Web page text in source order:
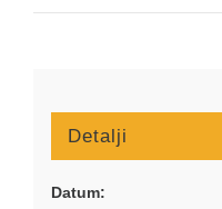
Detalji
Datum: